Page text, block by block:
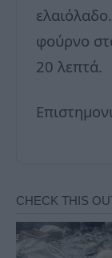
φούρνο
20 λεπτά.